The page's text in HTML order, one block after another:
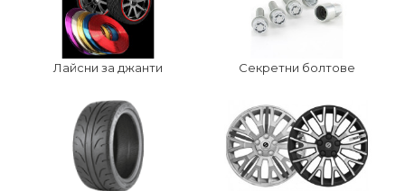
Лайсни за джанти Секретни болтове